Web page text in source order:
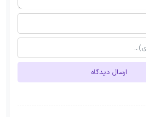
ارسال دیدگاه